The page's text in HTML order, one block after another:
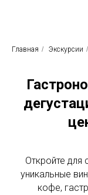
Главная / Экскурсии /
Откройте
уникальные
кофе,